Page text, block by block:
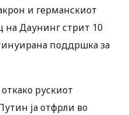
и германскиот
Даунинг стрит 10
поддршка за
рускиот
ја отфрли во